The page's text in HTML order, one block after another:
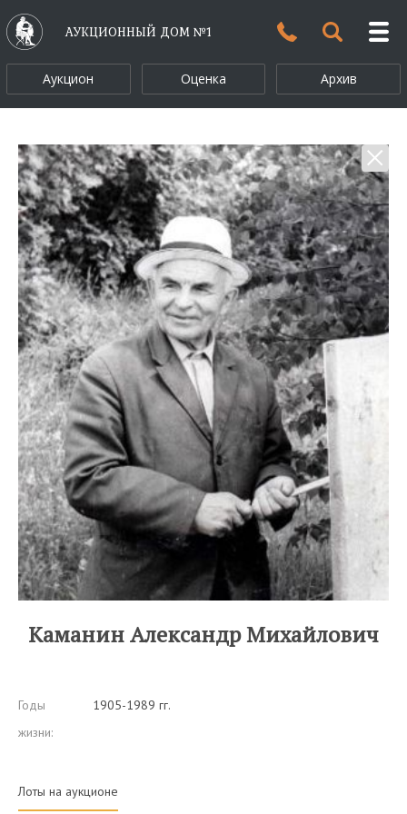
АУКЦИОННЫЙ ДОМ №1
Аукцион Оценка Архив
Каманин Александр Михайлович
Годы
жизни:
1905-1989 гг.
Лоты на аукционе